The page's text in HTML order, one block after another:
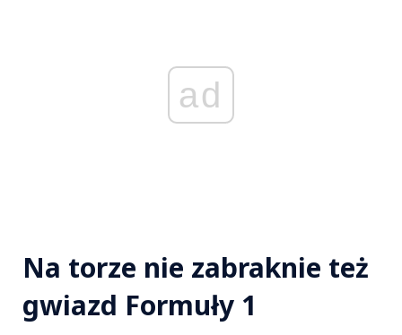
ad
Na torze nie zabraknie też
gwiazd Formuły 1